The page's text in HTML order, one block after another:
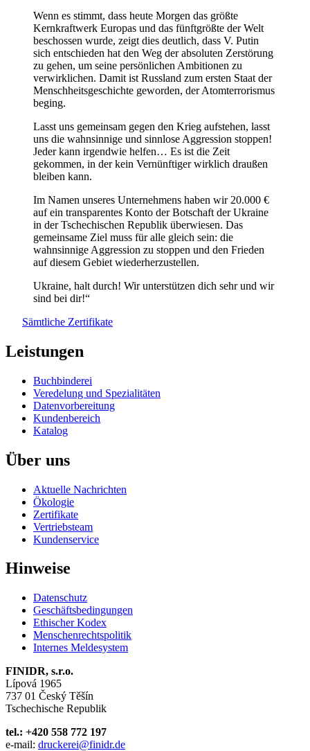
Wenn es stimmt, dass heute Morgen das größte
Kernkraftwerk Europas und das fünftgrößte der Welt
beschossen wurde, zeigt dies deutlich, dass V. Putin
sich entschieden hat den Weg der absoluten Zerstörung
zu gehen, um seine persönlichen Ambitionen zu
verwirklichen. Damit ist Russland zum ersten Staat der
Menschheitsgeschichte geworden, der Atomterrorismus
beging.
Lasst uns gemeinsam gegen den Krieg aufstehen, lasst
uns die wahnsinnige und sinnlose Aggression stoppen!
Jeder kann irgendwie helfen… Es ist die Zeit
gekommen, in der kein Vernünftiger wirklich draußen
bleiben kann.
Im Namen unseres Unternehmens haben wir 20.000 €
auf ein transparentes Konto der Botschaft der Ukraine
in der Tschechischen Republik überwiesen. Das
gemeinsame Ziel muss für alle gleich sein: die
wahnsinnige Aggression zu stoppen und den Frieden
auf diesem Gebiet wiederherzustellen.
Ukraine, halt durch! Wir unterstützen dich sehr und wir
sind bei dir!“
Sämtliche Zertifikate
Leistungen
Buchbinderei
Veredelung und Spezialitäten
Datenvorbereitung
Kundenbereich
Katalog
Über uns
Aktuelle Nachrichten
Ökologie
Zertifikate
Vertriebsteam
Kundenservice
Hinweise
Datenschutz
Geschäftsbedingungen
Ethischer Kodex
Menschenrechtspolitik
Internes Meldesystem
FINIDR, s.r.o.
Lípová 1965
737 01 Český Těšín
Tschechische Republik
tel.: +420 558 772 197
e-mail: druckerei@finidr.de